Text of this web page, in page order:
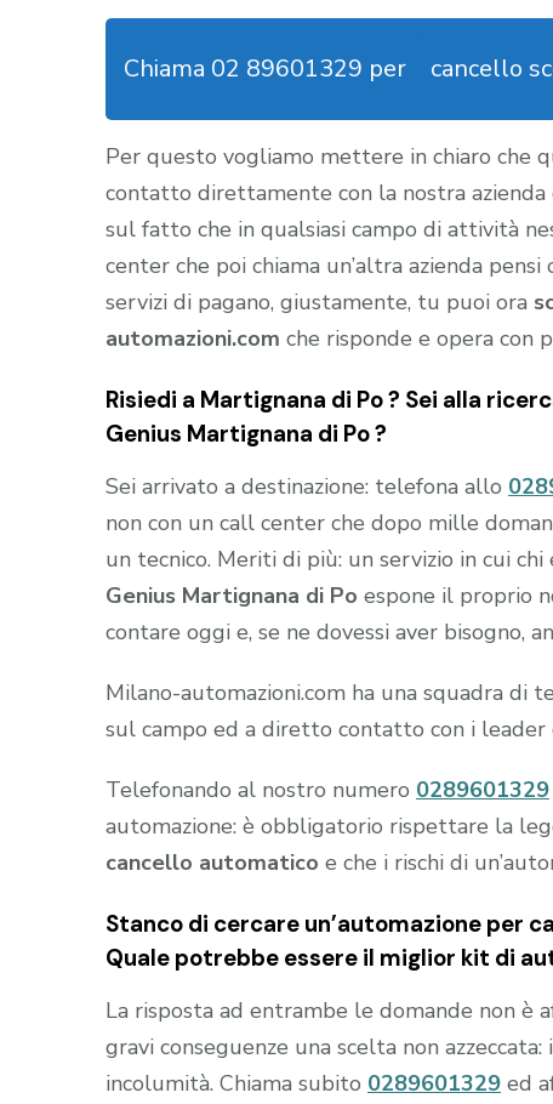
Chiama 02 89601329 per cancello
Per questo vogliamo mettere in chiaro che
contatto direttamente con la nostra azienda
sul fatto che in qualsiasi campo di attività
center che poi chiama un’altra azienda
servizi di pagano, giustamente, tu puoi ora
automazioni.com che risponde e opera con
Risiedi a Martignana di Po? Sei alla
Genius Martignana di Po?
Sei arrivato a destinazione: telefona allo
non con un call center che dopo mille
un tecnico. Meriti di più: un servizio in cui
Genius Martignana di Po espone il proprio
contare oggi e, se ne dovessi aver bisogno,
Milano-automazioni.com ha una squadra di
sul campo ed a diretto contatto con i
Telefonando al nostro numero 0289601329
automazione: è obbligatorio rispettare la
cancello automatico e che i rischi di
Stanco di cercare un’automazione per
Quale potrebbe essere il miglior kit di
La risposta ad entrambe le domande non
gravi conseguenze una scelta non
incolumità. Chiama subito 0289601329 ed